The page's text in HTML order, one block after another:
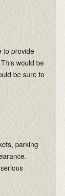
to provide
would be
be sure to
parking